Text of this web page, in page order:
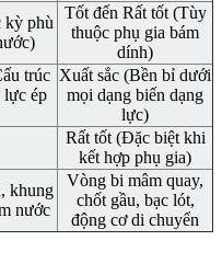
kỳ phù
Tốt đến Rất tốt (Tùy
thuộc phụ gia bám
dính)
trúc
lực ép
Xuất sắc (Bền bỉ dưới
mọi dạng biến dạng
lực)
Rất tốt (Đặc biệt khi
kết hợp phụ gia)
khung
nước
Vòng bi mâm quay,
chốt gầu, bạc lót,
động cơ di chuyển